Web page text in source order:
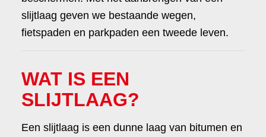
slijtlaag geven we bestaande wegen,
fietspaden en parkpaden een tweede leven.
WAT IS EEN
SLIJTLAAG?
Een slijtlaag is een dunne laag van bitumen en